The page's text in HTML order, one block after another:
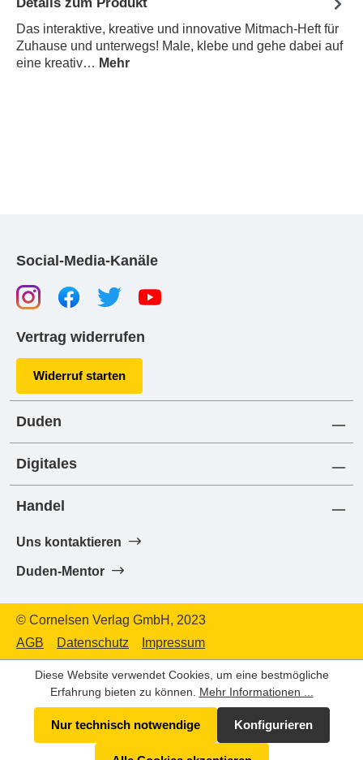
Das interaktive, kreative und innovative Mitmach-Heft für
Zuhause und unterwegs! Male, klebe und gehe dabei auf
eine kreativ… Mehr
Social-Media-Kanäle
Vertrag widerrufen
Widerruf starten
Duden
Digitales
Handel
Uns kontaktieren
Duden-Mentor
© Cornelsen Verlag GmbH, 2023
AGB
Datenschutz Impressum
Diese Website verwendet Cookies, um eine bestmögliche
Erfahrung bieten zu können. Mehr Informationen ...
Nur technisch notwendige Konfigurieren